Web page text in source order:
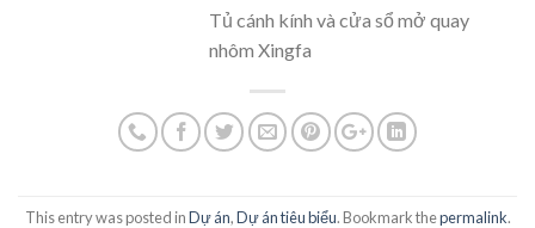
Tủ cánh kính và cửa sổ mở quay
nhôm Xingfa
This entry was posted inDự án,Dự án tiêu biểu. Bookmark thepermalink.